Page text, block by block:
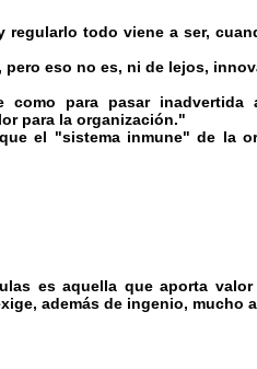
todo viene a ser,
eso no es, ni de lejos,
para pasar inadvertida
para la organización."
el "sistema inmune" de la
es aquella que aporta
además de ingenio, mucho